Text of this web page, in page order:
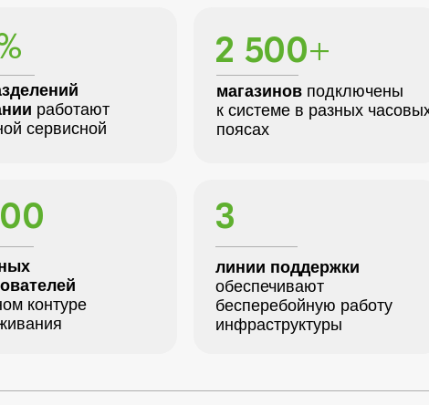
3
линии поддержки
обеспечивают
бесперебойную работу
инфраструктуры
контуре
2 500+
магазинов подключены
к системе в разных
поясах
работают
сервисной